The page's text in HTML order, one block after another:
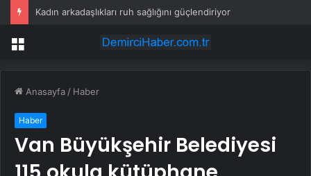
Kadın arkadaşlıkları ruh sağlığını güçlendiriyor
Menü
Anasayfa / Haber
Haber
Van Büyükşehir Belediyesi